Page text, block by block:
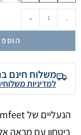
-
+
משלוח חינם
למדיניות
ביטחון עם מראה